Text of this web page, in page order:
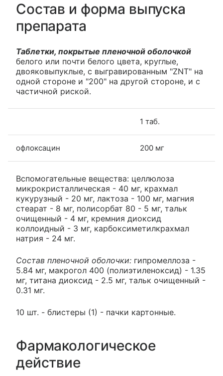
Состав и форма выпуска
препарата
Таблетки, покрытые пленочной оболочкой
белого или почти белого цвета, круглые,
двояковыпуклые, с выгравированным "ZNT" на
одной стороне и "200" на другой стороне, и с
частичной риской.
1 таб.
офлоксацин 200 мг
Вспомогательные вещества: целлюлоза
микрокристаллическая - 40 мг, крахмал
кукурузный - 20 мг, лактоза - 100 мг, магния
стеарат - 8 мг, полисорбат 80 - 5 мг, тальк
очищенный - 4 мг, кремния диоксид
коллоидный - 3 мг, карбоксиметилкрахмал
натрия - 24 мг.
Состав пленочной оболочки: гипромеллоза -
5.84 мг, макрогол 400 (полиэтиленоксид) - 1.35
мг, титана диоксид - 2.5 мг, тальк очищенный -
0.31 мг.
10 шт. - блистеры (1) - пачки картонные.
Фармакологическое
действие